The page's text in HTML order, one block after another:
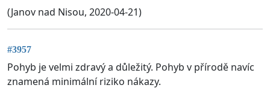
(Janov nad Nisou, 2020-04-21)
#3957
Pohyb je velmi zdravý a důležitý. Pohyb v přírodě navíc
znamená minimální riziko nákazy.